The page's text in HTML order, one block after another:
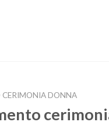
DONNA